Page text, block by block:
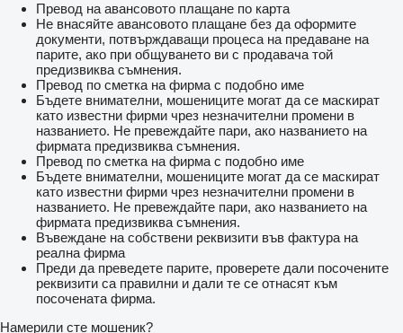
Превод на авансовото плащане по карта
Не внасяйте авансовото плащане без да оформите
документи, потвърждаващи процеса на предаване на
парите, ако при общуването ви с продавача той
предизвиква съмнения.
Превод по сметка на фирма с подобно име
Бъдете внимателни, мошениците могат да се маскират
като известни фирми чрез незначителни промени в
названието. Не превеждайте пари, ако названието на
фирмата предизвиква съмнения.
Превод по сметка на фирма с подобно име
Бъдете внимателни, мошениците могат да се маскират
като известни фирми чрез незначителни промени в
названието. Не превеждайте пари, ако названието на
фирмата предизвиква съмнения.
Въвеждане на собствени реквизити във фактура на
реална фирма
Преди да преведете парите, проверете дали посочените
реквизити са правилни и дали те се отнасят към
посочената фирма.
Намерили сте мошеник?